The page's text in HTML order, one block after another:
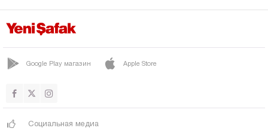
ГЕКЧЕБЕЙ
Гумели
Караман
КАРАПЫНАР
Google Play магазин Apple Store
Социальная медиа